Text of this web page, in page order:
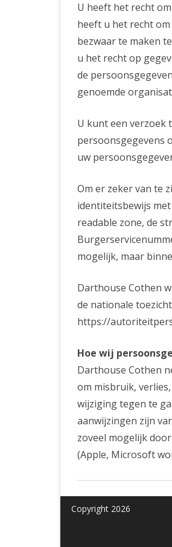
U heeft het recht
heeft u het recht
bezwaar te maken
u het recht op
de
genoemde
U kunt een verzoek
persoonsgegevens
uw
Om er zeker van te
identiteitsbewijs
readable zone, de
mogelijk, maar
Darthouse Cothen
de nationale
https://
Hoe wij
Darthouse Cothen
om misbruik,
wijziging tegen te
aanwijzingen zijn
zoveel mogelijk
(Apple, Microsoft
Copyright 2026